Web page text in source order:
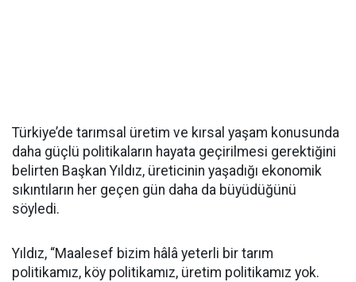
Türkiye’de tarımsal üretim ve kırsal yaşam konusunda
daha güçlü politikaların hayata geçirilmesi gerektiğini
belirten Başkan Yıldız, üreticinin yaşadığı ekonomik
sıkıntıların her geçen gün daha da büyüdüğünü
söyledi.
Yıldız, “Maalesef bizim hâlâ yeterli bir tarım
politikamız, köy politikamız, üretim politikamız yok.